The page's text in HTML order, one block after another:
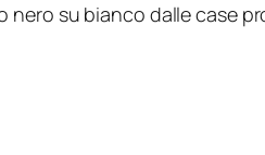
nero su bianco dalle case